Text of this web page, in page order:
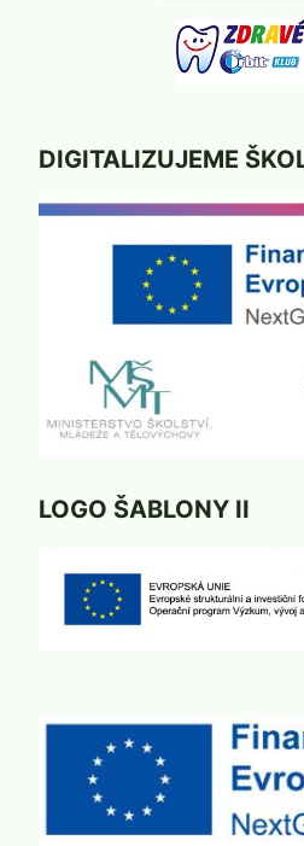
DIGITALIZUJEME
LOGO ŠABLONY II